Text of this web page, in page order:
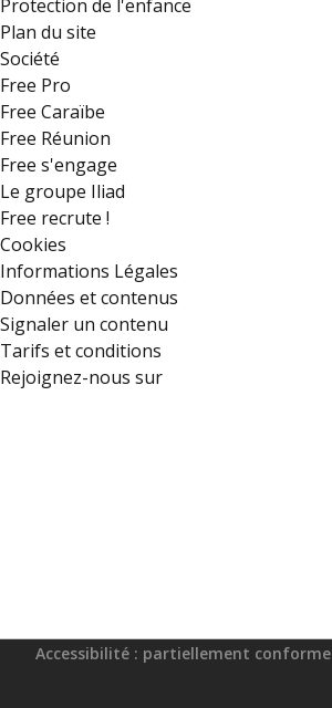
Protection de l'enfance
Plan du site
Société
Free Pro
Free Caraïbe
Free Réunion
Free s'engage
Le groupe Iliad
Free recrute !
Cookies
Informations Légales
Données et contenus
Signaler un contenu
Tarifs et conditions
Rejoignez-nous sur
Accessibilité : partiellement conforme